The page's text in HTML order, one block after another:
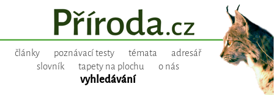
články poznávací testy témata
adresář
slovník
tapety na plochu o nás
vyhledávání